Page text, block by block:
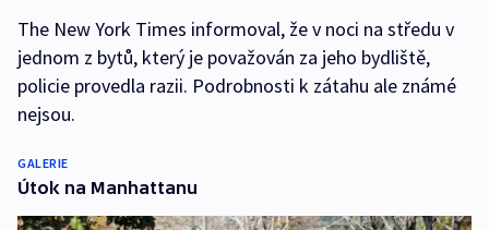
The New York Times informoval, že v noci na středu v
jednom z bytů, který je považován za jeho bydliště,
policie provedla razii. Podrobnosti k zátahu ale známé
nejsou.
GALERIE
Útok na Manhattanu